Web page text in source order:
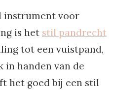
instrument voor
is het stil pandrecht
tot een vuistpand,
in handen van de
het goed bij een stil